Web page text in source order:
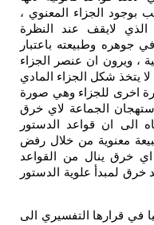
المعنوي ،
النظرة
باعتبار
عنصر الجزاء
الجزاء المادي
وهي صورة
لاي خرق
الدستور
من خلال رفض
من القواعد
الدستور
التفسيري الى